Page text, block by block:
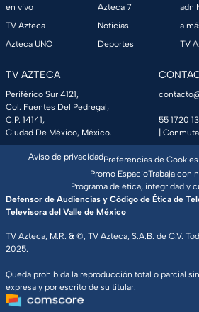
en vivo
TV Azteca
Azteca UNO
Azteca 7
Noticias
Deportes
adn
a
TV
TV AZTECA
Periférico Sur 4121,
Col. Fuentes Del Pedregal,
C.P. 14141,
Ciudad De México, México.
55 1720
|
TV Azteca, M.R. & ©, TV Azteca, S.A.B. de C.V.
2025.
Queda prohibida la reproducción total o parcial
expresa y por escrito de su titular.
Aviso de privacidadPreferencias de Cookies
Promo EspacioTrabaja con
Programa de ética, integridad y
Defensor de Audiencias y Código de Ética de
Televisora del Valle de México